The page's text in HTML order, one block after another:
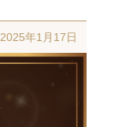
2025年1月17日